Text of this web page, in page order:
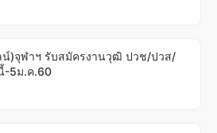
น์)จุฬาฯ รับสมัครงานวุฒิ ปวช/ปวส/
-5ม.ค.60